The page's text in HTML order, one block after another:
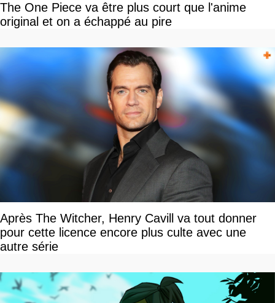
The One Piece va être plus court que l'anime
original et on a échappé au pire
Après The Witcher, Henry Cavill va tout donner
pour cette licence encore plus culte avec une
autre série